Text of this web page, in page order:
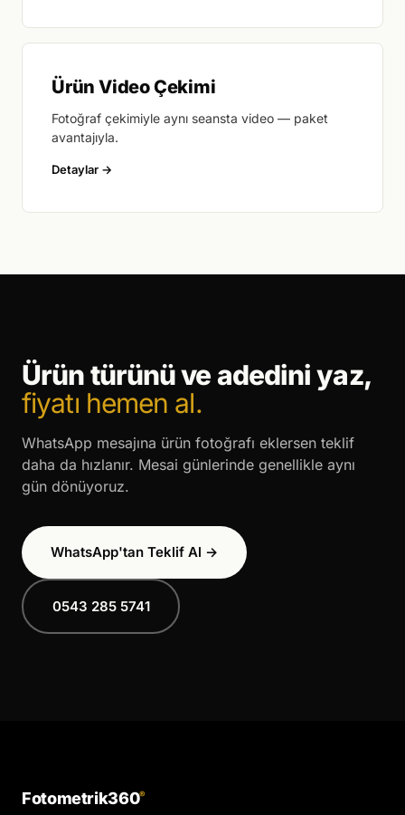
Ürün Video Çekimi
Fotoğraf çekimiyle aynı seansta video — paket
avantajıyla.
Detaylar
Ürün türünü ve adedini yaz,
fiyatı hemen al.
WhatsApp mesajına ürün fotoğrafı eklersen teklif
daha da hızlanır. Mesai günlerinde genellikle aynı
gün dönüyoruz.
WhatsApp'tan Teklif Al →
0543 285 5741
Fotometrik360®